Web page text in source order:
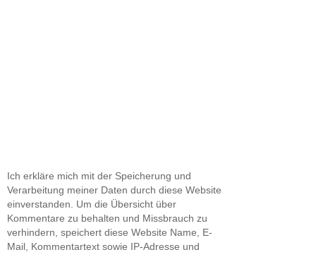
Ich erkläre mich mit der Speicherung und
Verarbeitung meiner Daten durch diese Website
einverstanden. Um die Übersicht über
Kommentare zu behalten und Missbrauch zu
verhindern, speichert diese Website Name, E-
Mail, Kommentartext sowie IP-Adresse und